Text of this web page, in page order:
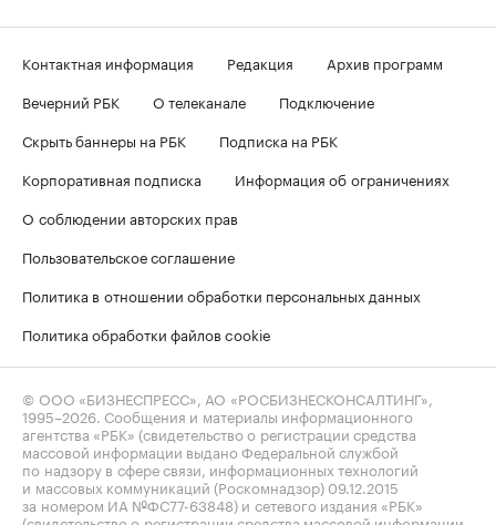
Контактная информация Редакция
Архив программ
Вечерний РБК
О телеканале
Подключение
Скрыть баннеры на РБК
Подписка на РБК
Корпоративная подписка
Информация об ограничениях
О соблюдении авторских прав
Пользовательское соглашение
Политика в отношении обработки персональных данных
Политика обработки файлов cookie
© ООО «БИЗНЕСПРЕСС», АО «РОСБИЗНЕСКОНСАЛТИНГ»,
1995–2026 . Сообщения и материалы информационного
агентства «РБК» (свидетельство о регистрации средства
массовой информации выдано Федеральной службой
по надзору в сфере связи, информационных технологий
и массовых коммуникаций (Роскомнадзор) 09.12.2015
за номером ИА №ФС77-63848) и сетевого издания «РБК»